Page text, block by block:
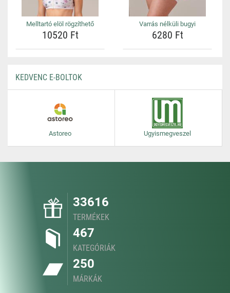
Melltartó elöl rögzíthető
10520 Ft
Varrás nélküli bugyi
6280 Ft
KEDVENC E-BOLTOK
Astoreo Ugyismegveszel
33616
TERMÉKEK
467
KATEGÓRIÁK
250
MÁRKÁK